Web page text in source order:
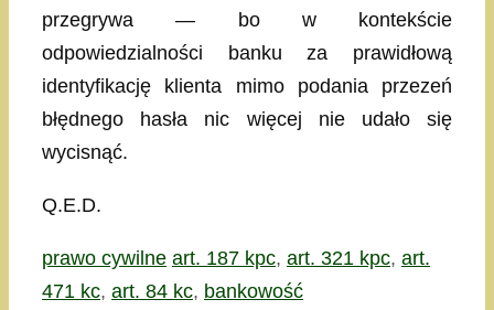
przegrywa — bo w kontekście
odpowiedzialności banku za prawidłową
identyfikację klienta mimo podania przezeń
błędnego hasła nic więcej nie udało się
wycisnąć.
Q.E.D.
Kategorie
prawo cywilne Tagi
art. 187 kpc, art. 321 kpc, art.
471 kc, art. 84 kc, bankowość